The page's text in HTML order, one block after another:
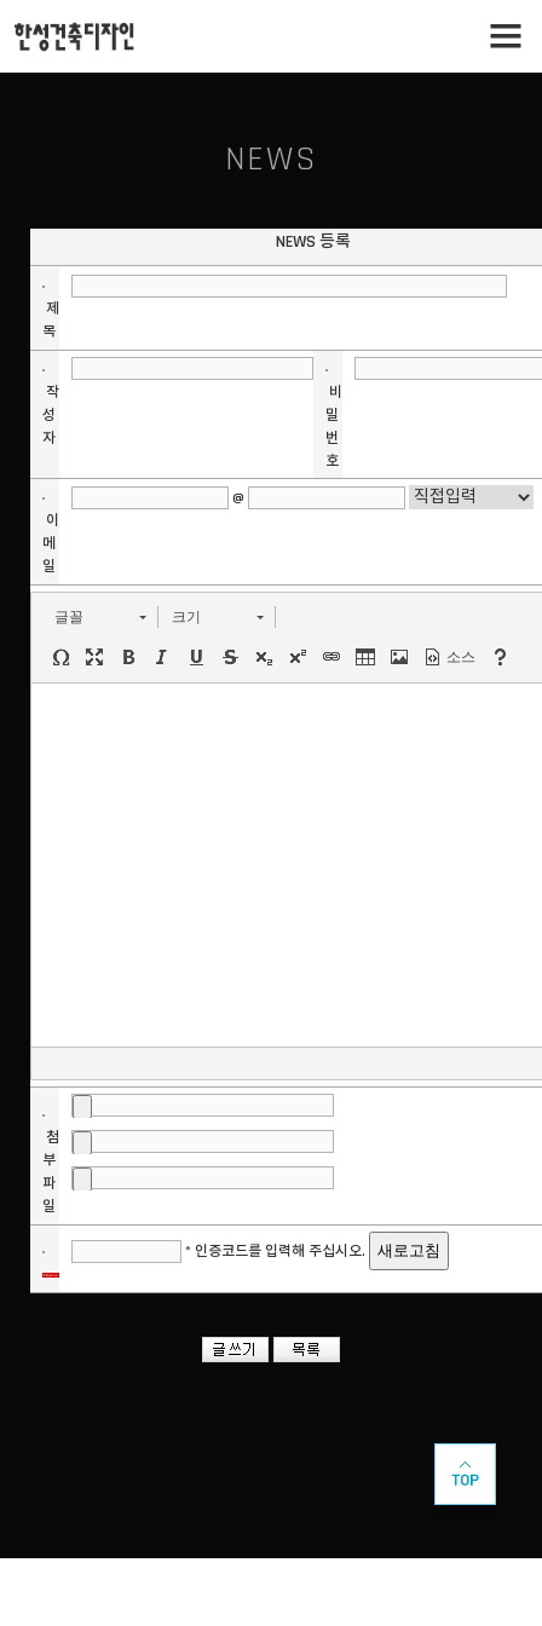
NEWS
NEWS 등록
제
목
작
성
자
비
밀
번
호
이
메
일
@
글꼴 크기
소스
첨
부
파
일
* 인증코드를 입력해 주십시오.